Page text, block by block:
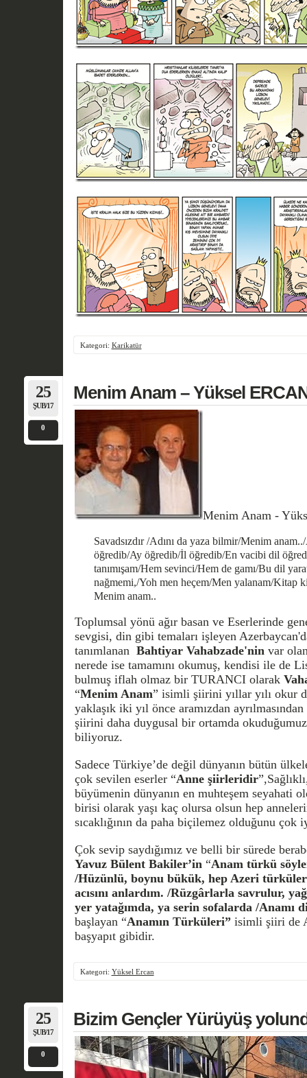
Kategori: Karikatür
25
ŞUB/17
0
Menim Anam – Yüksel
Menim Anam -
Savadsızdır /Adını da yaza bilmir/Menim
öğredib/Ay öğredib/İl öğredib/En vacibi dil
tanımışam/Hem sevinci/Hem de gamı/Bu dil
nağmemi,/Yoh men heçem/Men yalanam/Kitap
Menim anam..
Toplumsal yönü ağır basan ve Eserlerinde
sevgisi, din gibi temaları işleyen
tanımlanan Bahtiyar Vahabzade'nin var
nerede ise tamamını okumuş, kendisi ile de
bulmuş iflah olmaz bir TURANCI olarak
“Menim Anam” isimli şiirini yıllar yılı okur
yaklaşık iki yıl önce aramızdan ayrılmasından
şiirini daha duygusal bir ortamda
biliyoruz.
Sadece Türkiye’de değil dünyanın bütün
çok sevilen eserler “Anne şiirleridir
büyümenin dünyanın en muhteşem seyahati
birisi olarak yaşı kaç olursa olsun hep
sıcaklığının da paha biçilemez olduğunu
Çok sevip saydığımız ve belli bir sürede
Yavuz Bülent Bakiler’in “Anam türkü
/Hüzünlü, boynu bükük, hep Azeri türküler
acısını anlardım. /Rüzgârlarla savrulur,
yer yatağımda, ya serin sofalarda /Anamı
başlayan “Anamın Türküleri”isimli şiiri de
başyapıt gibidir.
Kategori: Yüksel Ercan
25
ŞUB/17
0
Bizim Gençler Yürüyüş